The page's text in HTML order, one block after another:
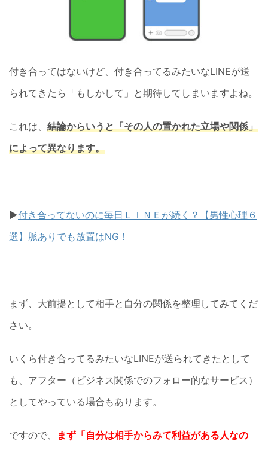
付き合ってはないけど、付き合ってるみたいなLINEが送
られてきたら「もしかして」と期待してしまいますよね。
これは、 結論からいうと「その人の置かれた立場や関係」
によって異なります。
▶付き合ってないのに毎日ＬＩＮＥが続く？【男性心理６
選】脈ありでも放置はNG！
まず、大前提として相手と自分の関係を整理してみてくだ
さい。
いくら付き合ってるみたいなLINEが送られてきたとして
も、アフター（ビジネス関係でのフォロー的なサービス）
としてやっている場合もあります。
ですので、
まず「自分は相手からみて利益がある人なの